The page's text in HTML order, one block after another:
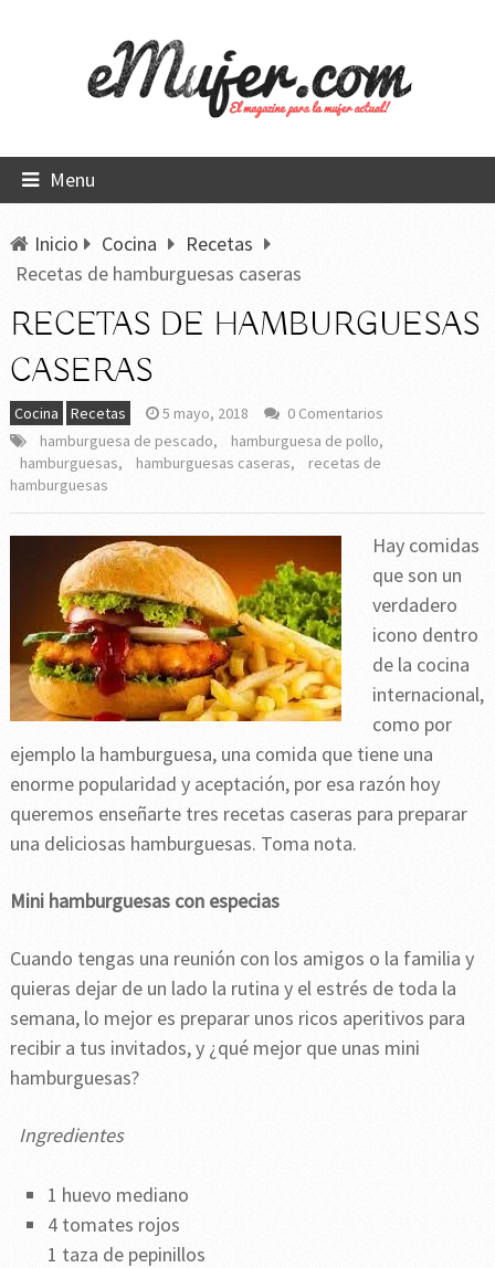
Menu
Inicio Cocina
Recetas
Recetas de hamburguesas caseras
RECETAS DE HAMBURGUESAS
CASERAS
Cocina Recetas 5 mayo, 2018
0 Comentarios
hamburguesa de pescado, hamburguesa de pollo,
hamburguesas, hamburguesas caseras,
recetas de
hamburguesas
Hay comidas
que son un
verdadero
icono dentro
de la cocina
internacional,
como por
ejemplo la hamburguesa, una comida que tiene una
enorme popularidad y aceptación, por esa razón hoy
queremos enseñarte tres recetas caseras para preparar
una deliciosas hamburguesas. Toma nota.
Mini hamburguesas con especias
Cuando tengas una reunión con los amigos o la familia y
quieras dejar de un lado la rutina y el estrés de toda la
semana, lo mejor es preparar unos ricos aperitivos para
recibir a tus invitados, y ¿qué mejor que unas mini
hamburguesas?
Ingredientes
1 huevo mediano
4 tomates rojos
1 taza de pepinillos